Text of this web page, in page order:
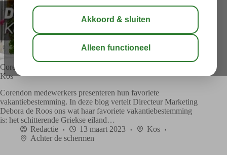
Corendon medewerker Debora presenteert het Griekse eiland
Kos
Corendon medewerkers presenteren hun favoriete
vakantiebestemming. In deze blog vertelt Directeur Marketing
Debora de Roos ons wat haar favoriete vakantiebestemming
is: het schitterende Griekse eiland…
Redactie
13 maart 2023
Kos
Achter de schermen